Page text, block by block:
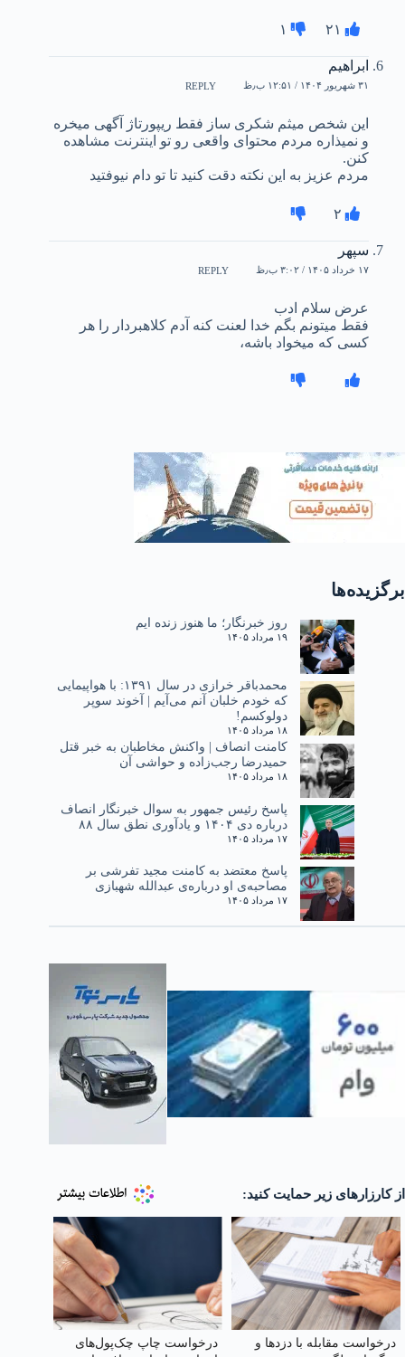
۲۱ ۱
ابراهیم
۳۱ شهریور ۱۴۰۴ / ۱۲:۵۱ ب٫ظ REPLY
این شخص میثم شکری ساز فقط ریپورتاژ آگهی میخره
و نمیذاره مردم محتوای واقعی رو تو اینترنت مشاهده
کنن.
مردم عزیز به این نکته دقت کنید تا تو دام نیوفتید
۲
سپهر
۱۷ خرداد ۱۴۰۵ / ۳:۰۲ ب٫ظ REPLY
عرض سلام ادب
فقط میتونم بگم خدا لعنت کنه آدم کلاهبردار را هر
کسی که میخواد باشه،
برگزیده‌ها
روز خبرنگار؛ ما هنوز زنده ایم
۱۹ مرداد ۱۴۰۵
محمدباقر خرازی در سال ۱۳۹۱: با هواپیمایی
که خودم خلبان آنم می‌آیم | آخوند سوپر
دولوکسم!
۱۸ مرداد ۱۴۰۵
کامنت انصاف | واکنش مخاطبان به خبر قتل
حمیدرضا رجب‌زاده و حواشی آن
۱۸ مرداد ۱۴۰۵
پاسخ رئیس جمهور به سوال خبرنگار انصاف
درباره دی ۱۴۰۴ و یادآوری نطق سال ۸۸
۱۷ مرداد ۱۴۰۵
پاسخ معتضد به کامنت مجید تفرشی بر
مصاحبه‌ی او درباره‌ی عبدالله شهبازی
۱۷ مرداد ۱۴۰۵
از کارزارهای زیر حمایت کنید:
درخواست مقابله با دزدها و
درخواست چاپ چک‌‌پول‌‌های